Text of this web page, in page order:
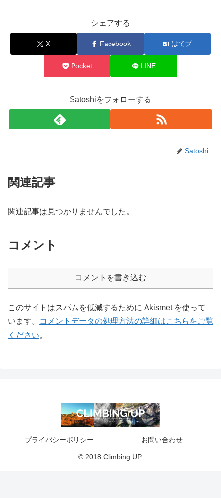
シェアする
X Facebook はてブ
Pocket LINE
Satoshiをフォローする
Satoshi
関連記事
関連記事は見つかりませんでした。
コメント
コメントを書き込む
このサイトはスパムを低減するために Akismet を使って
います。
コメントデータの処理方法の詳細はこちらをご覧
ください。
プライバシーポリシー お問い合わせ
© 2018 Climbing.UP.